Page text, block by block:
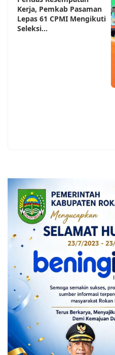
Kerja, Pemkab Pasaman
Lepas 61 CPMI Mengikuti
Seleksi...